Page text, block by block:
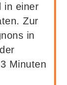
in einer
Zur
in
Minuten